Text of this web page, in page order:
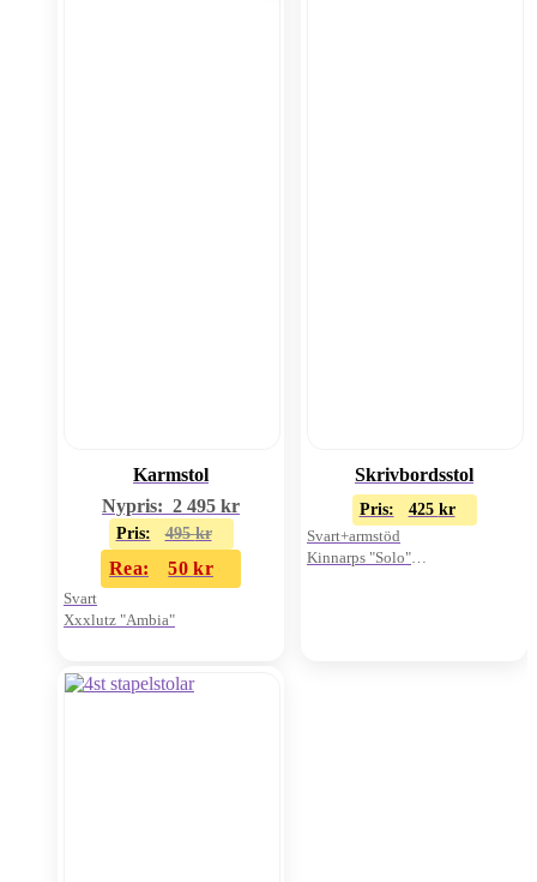
Karmstol
Nypris: 2 495 kr
Pris: 495kr
Rea: 50kr
Svart
Xxxlutz "Ambia"
Skrivbordsstol
Pris: 425 kr
Svart+armstöd
Kinnarps "Solo"